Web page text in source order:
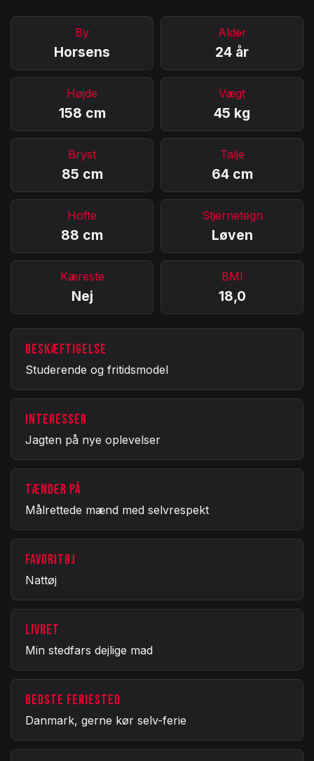
By
Horsens
Alder
24 år
Højde
158 cm
Vægt
45 kg
Bryst
85 cm
Talje
64 cm
Hofte
88 cm
Stjernetegn
Løven
Kæreste
Nej
BMI
18,0
BESKÆFTIGELSE
Studerende og fritidsmodel
INTERESSER
Jagten på nye oplevelser
TÆNDER PÅ
Målrettede mænd med selvrespekt
FAVORITØJ
Nattøj
LIVRET
Min stedfars dejlige mad
BEDSTE FERIESTED
Danmark, gerne kør selv-ferie